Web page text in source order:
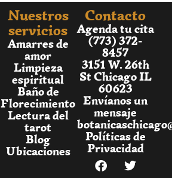
Nuestros
servicios
Amarres de
amor
Limpieza
espiritual
Baño de
Florecimiento
Lectura del
tarot
Blog
Ubicaciones
Contacto
Agenda tu cita
(773) 372-
8457
3151 W. 26th
St Chicago IL
60623
Envíanos un
mensaje
Políticas de
Privacidad